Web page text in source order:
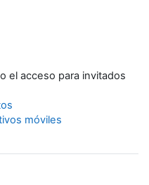
el acceso para invitados
móviles